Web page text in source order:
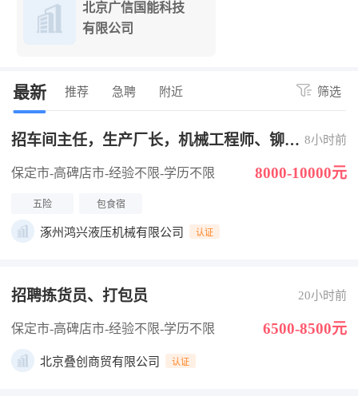
北京广信国能科技
有限公司
最新 推荐 急聘 附近 筛选
招车间主任，生产厂长，机械工程师、铆焊 8小时前
保定市-高碑店市-经验不限-学历不限 8000-10000元
五险 包食宿
涿州鸿兴液压机械有限公司 认证
招聘拣货员、打包员 20小时前
保定市-高碑店市-经验不限-学历不限 6500-8500元
北京叠创商贸有限公司 认证